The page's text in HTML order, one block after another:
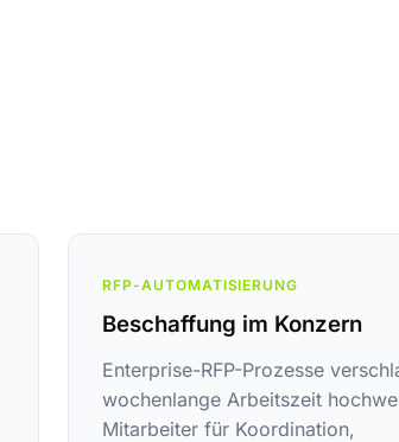
RFP-AUTOMATISIERUNG
Beschaffung im Konzern
Enterprise-RFP-Prozesse
wochenlange Arbeitszeit
Mitarbeiter für Koordination,